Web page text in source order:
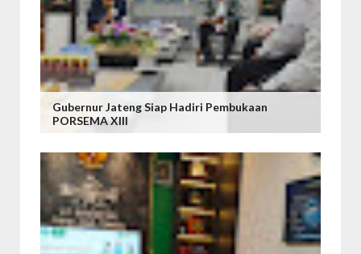
Gubernur Jateng Siap Hadiri Pembukaan
PORSEMA XIII